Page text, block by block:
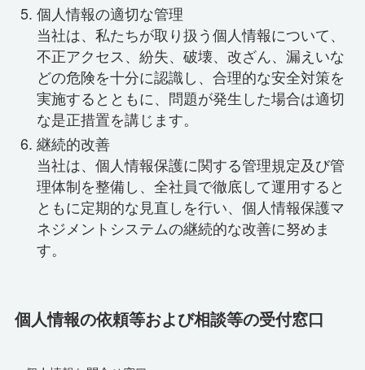
個人情報の適切な管理
当社は、私たちが取り扱う個人情報について、
不正アクセス、紛失、破壊、改ざん、漏えいな
どの危険を十分に認識し、合理的な安全対策を
実施するとともに、問題が発生した場合は適切
な是正措置を講じます。
継続的改善
当社は、個人情報保護に関する管理規定及び管
理体制を整備し、全社員で徹底して運用すると
ともに定期的な見直しを行い、個人情報保護マ
ネジメントシステムの継続的な改善に努めま
す。
個人情報の依頼等および相談等の受付窓口